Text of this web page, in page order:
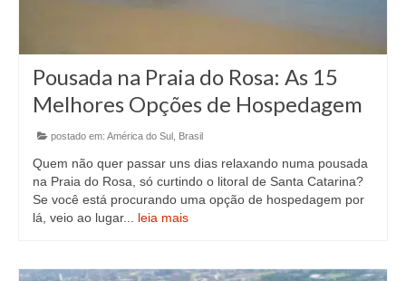
Pousada na Praia do Rosa: As 15
Melhores Opções de Hospedagem
postado em: América do Sul Brasil
Quem não quer passar uns dias relaxando numa pousada
na Praia do Rosa, só curtindo o litoral de Santa Catarina?
Se você está procurando uma opção de hospedagem por
lá, veio ao lugar... leia mais